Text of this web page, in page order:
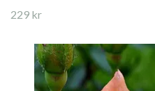
229 kr